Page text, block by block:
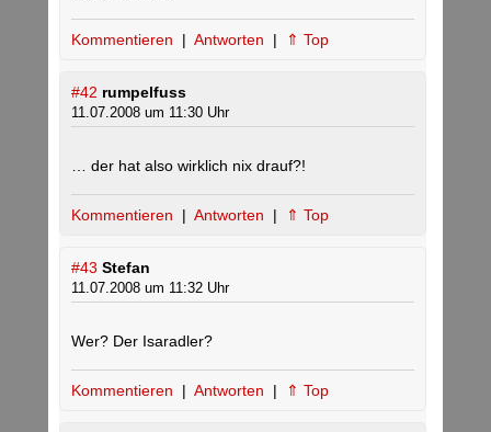
Kommentieren | Antworten | ⇑ Top
#42 rumpelfuss
11.07.2008 um 11:30 Uhr
… der hat also wirklich nix drauf?!
Kommentieren | Antworten | ⇑ Top
#43 Stefan
11.07.2008 um 11:32 Uhr
Wer? Der Isaradler?
Kommentieren | Antworten | ⇑ Top